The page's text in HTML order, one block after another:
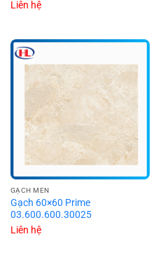
Liên hệ
GẠCH MEN
Gạch 60×60 Prime
03.600.600.30025
Liên hệ